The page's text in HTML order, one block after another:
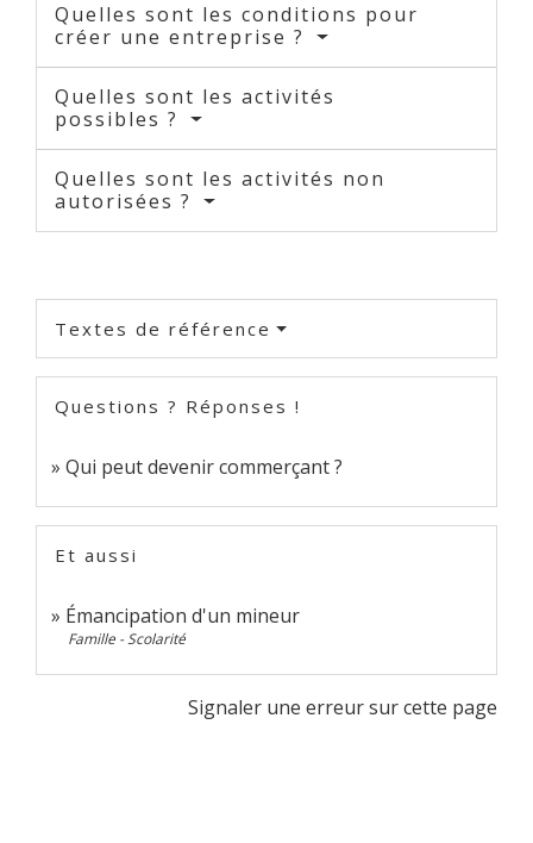
Quelles sont les conditions pour
créer une entreprise ?
Quelles sont les activités
possibles ?
Quelles sont les activités non
autorisées ?
Textes de référence
Questions ? Réponses !
Qui peut devenir commerçant ?
Et aussi
Émancipation d'un mineur
Famille - Scolarité
Signaler une erreur sur cette page